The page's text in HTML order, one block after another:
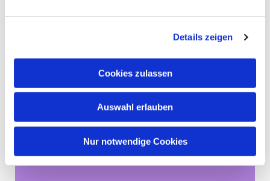
Details zeigen
Cookies zulassen
Auswahl erlauben
Nur notwendige Cookies
Dies könnte Sie auch
interessieren